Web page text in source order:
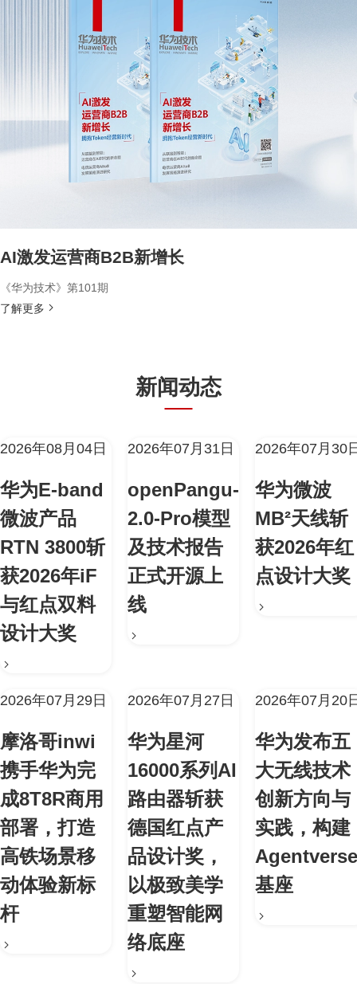
AI激发运营商B2B新增长
《华为技术》第101期
了解更多
新闻动态
2026年08月04日
华为E-band
微波产品
RTN 3800斩
获2026年iF
与红点双料
设计大奖
2026年07月31日
openPangu-
2.0-Pro模型
及技术报告
正式开源上
线
2026年07月30
华为微波
MB²天线斩
获2026年红
点设计大奖
2026年07月29日
摩洛哥inwi
携手华为完
成8T8R商用
部署，打造
高铁场景移
动体验新标
杆
2026年07月27日
华为星河
16000系列AI
路由器斩获
德国红点产
品设计奖，
以极致美学
重塑智能网
络底座
2026年07月20
华为发布五
大无线技术
创新方向与
实践，构建
Agentverse
基座